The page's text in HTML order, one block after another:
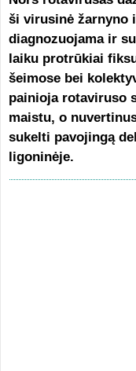
ši virusinė žarnyno
diagnozuojama ir
laiku protrūkiai
šeimose bei
painioja rotaviruso
maistu, o
sukelti pavojingą
ligoninėje.